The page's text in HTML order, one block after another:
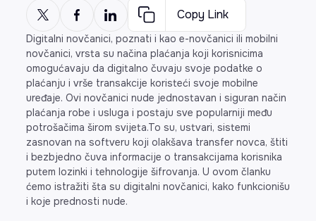
Copy Link
Digitalni novčanici, poznati i kao e-novčanici ili mobilni
novčanici, vrsta su načina plaćanja koji korisnicima
omogućavaju da digitalno čuvaju svoje podatke o
plaćanju i vrše transakcije koristeći svoje mobilne
uređaje. Ovi novčanici nude jednostavan i siguran način
plaćanja robe i usluga i postaju sve popularniji među
potrošačima širom svijeta.To su, ustvari, sistemi
zasnovan na softveru koji olakšava transfer novca, štiti
i bezbjedno čuva informacije o transakcijama korisnika
putem lozinki i tehnologije šifrovanja. U ovom članku
ćemo istražiti šta su digitalni novčanici, kako funkcionišu
i koje prednosti nude.